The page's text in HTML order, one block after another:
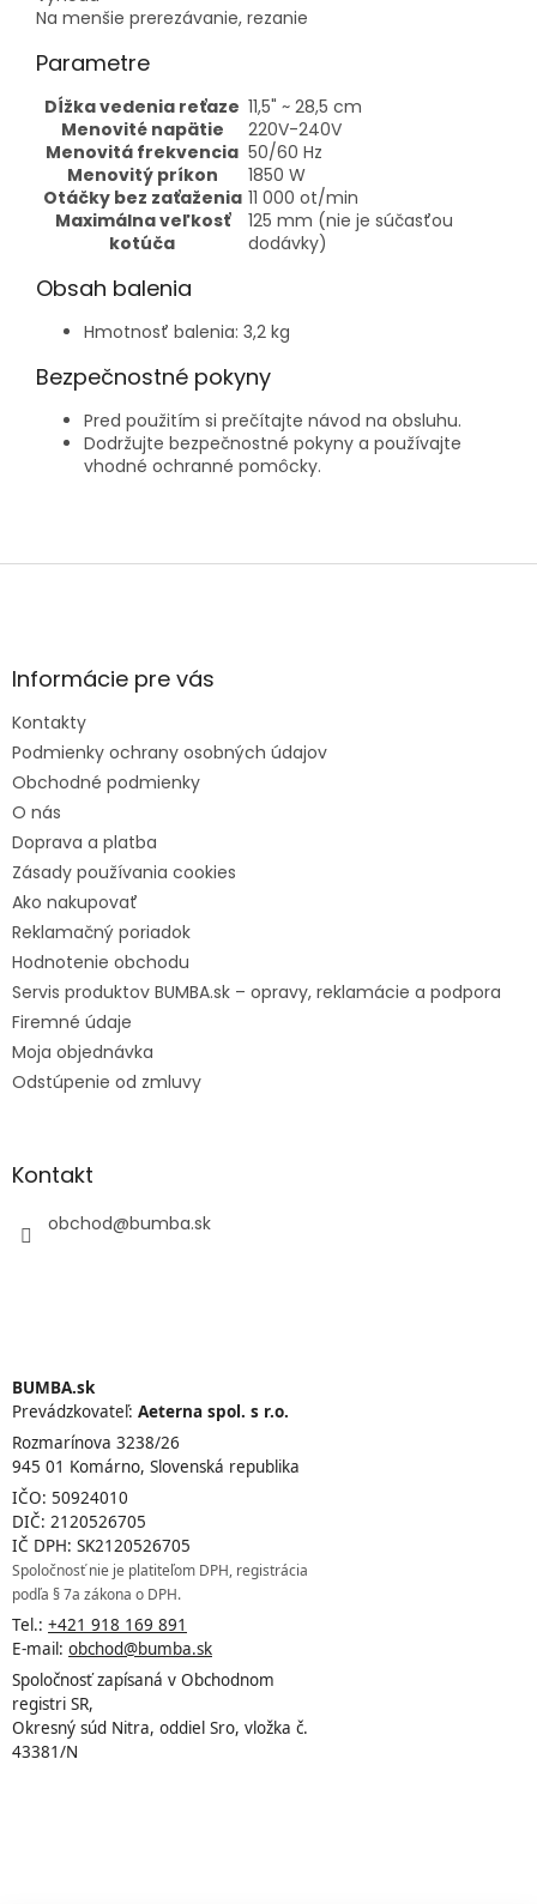
Na menšie prerezávanie, rezanie
Parametre
Dĺžka vedenia reťaze 11,5" ~ 28,5 cm
Menovité napätie
220V-240V
Menovitá frekvencia 50/60 Hz
Menovitý príkon
1850 W
Otáčky bez zaťaženia 11 000 ot/min
Maximálna veľkosť
kotúča
125 mm (nie je súčasťou
dodávky)
Obsah balenia
Hmotnosť balenia: 3,2 kg
Bezpečnostné pokyny
Pred použitím si prečítajte návod na obsluhu.
Dodržujte bezpečnostné pokyny a používajte
vhodné ochranné pomôcky.
e
Informácie pre vás
Kontakty
Podmienky ochrany osobných údajov
Obchodné podmienky
O nás
Doprava a platba
Zásady používania cookies
Ako nakupovať
Reklamačný poriadok
Hodnotenie obchodu
Servis produktov BUMBA.sk – opravy, reklamácie a podpora
Firemné údaje
Moja objednávka
Odstúpenie od zmluvy
Kontakt
obchod@bumba.sk
BUMBA.sk
Prevádzkovateľ: Aeterna spol. s r.o.
Rozmarínova 3238/26
945 01 Komárno, Slovenská republika
IČO: 50924010
DIČ: 2120526705
IČ DPH: SK2120526705
Spoločnosť nie je platiteľom DPH, registrácia
podľa § 7a zákona o DPH.
Tel.: +421 918 169 891
E-mail: obchod@bumba.sk
Spoločnosť zapísaná v Obchodnom
registri SR,
Okresný súd Nitra, oddiel Sro, vložka č.
43381/N